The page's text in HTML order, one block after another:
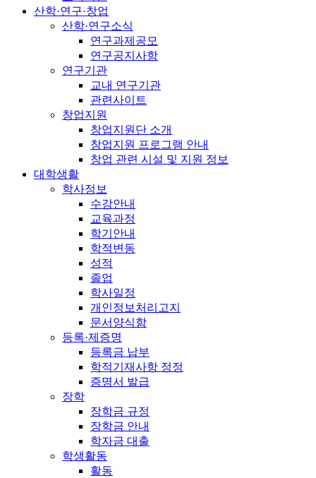
산학·연구·창업
산학·연구소식
연구과제공모
연구공지사항
연구기관
교내 연구기관
관련사이트
창업지원
창업지원단 소개
창업지원 프로그램 안내
창업 관련 시설 및 지원 정보
대학생활
학사정보
수강안내
교육과정
학기안내
학적변동
성적
졸업
학사일정
개인정보처리고지
문서양식함
등록·제증명
등록금 납부
학적기재사항 정정
증명서 발급
장학
장학금 규정
장학금 안내
학자금 대출
학생활동
활동